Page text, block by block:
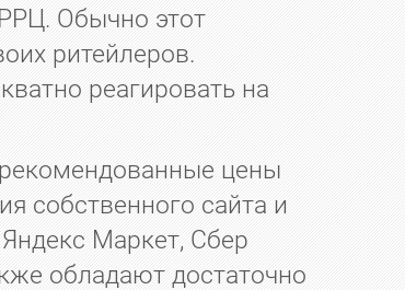
Обычно этот
ритейлеров.
реагировать на
цены
собственного сайта и
Маркет, Сбер
обладают достаточно